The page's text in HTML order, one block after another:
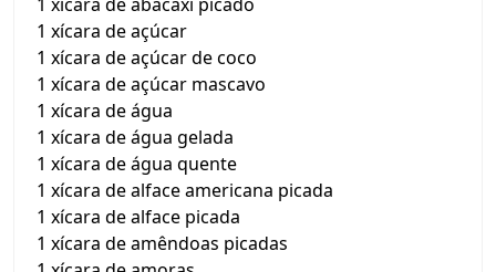
1 xícara de açúcar
1 xícara de açúcar de coco
1 xícara de açúcar mascavo
1 xícara de água
1 xícara de água gelada
1 xícara de água quente
1 xícara de alface americana picada
1 xícara de alface picada
1 xícara de amêndoas picadas